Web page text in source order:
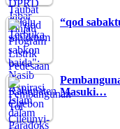
“qod
Masuki…